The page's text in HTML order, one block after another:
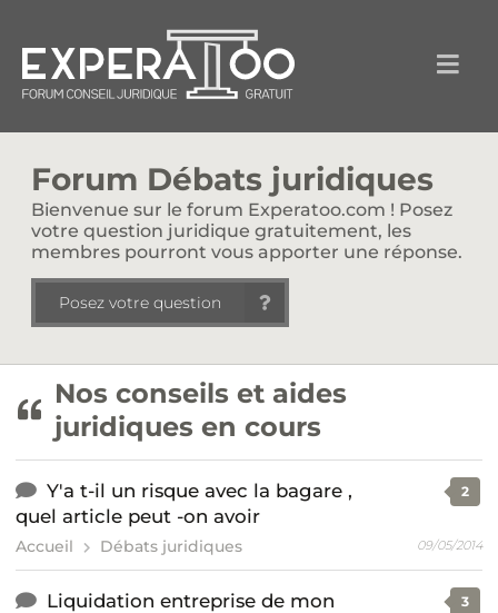
Forum Débats juridiques
Bienvenue sur le forum Experatoo.com ! Posez
votre question juridique gratuitement, les
membres pourront vous apporter une réponse.
Posez votre question
Nos conseils et aides
juridiques en cours
Y'a t-il un risque avec la bagare ,
quel article peut -on avoir
Accueil Débats juridiques
2
09/05/2014
Liquidation entreprise de mon
3